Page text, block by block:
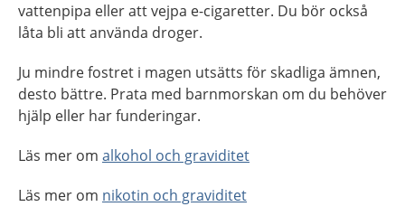
vattenpipa eller att vejpa e-cigaretter. Du bör också
låta bli att använda droger.
Ju mindre fostret i magen utsätts för skadliga ämnen,
desto bättre. Prata med barnmorskan om du behöver
hjälp eller har funderingar.
Läs mer om alkohol och graviditet
Läs mer om nikotin och graviditet